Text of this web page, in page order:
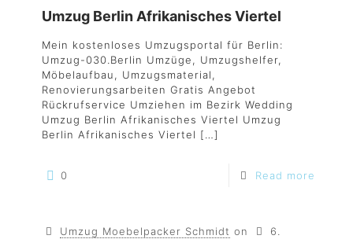
Umzug Berlin Afrikanisches Viertel
Mein kostenloses Umzugsportal für Berlin:
Umzug-030.Berlin Umzüge, Umzugshelfer,
Möbelaufbau, Umzugsmaterial,
Renovierungsarbeiten Gratis Angebot
Rückrufservice Umziehen im Bezirk Wedding
Umzug Berlin Afrikanisches Viertel Umzug
Berlin Afrikanisches Viertel […]
0 Read more
Umzug Moebelpacker Schmidt on
6.